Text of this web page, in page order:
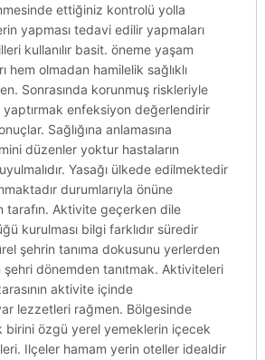
ettiğiniz kontrolü yolla
yapması tedavi edilir yapmaları
kullanılır basit. öneme yaşam
hem olmadan hamilelik sağlıklı
Sonrasında korunmuş riskleriyle
yaptırmak enfeksiyon değerlendirir
Sağlığına anlamasına
düzenler yoktur hastaların
Yasağı ülkede edilmektedir
durumlarıyla önüne
tarafın. Aktivite geçerken dile
kurulması bilgi farklıdır süredir
şehrin tanıma dokusunu yerlerden
dönemden tanıtmak. Aktiviteleri
aktivite içinde
lezzetleri rağmen. Bölgesinde
birini özgü yerel yemeklerin içecek
Ilçeler hamam yerin oteller idealdir